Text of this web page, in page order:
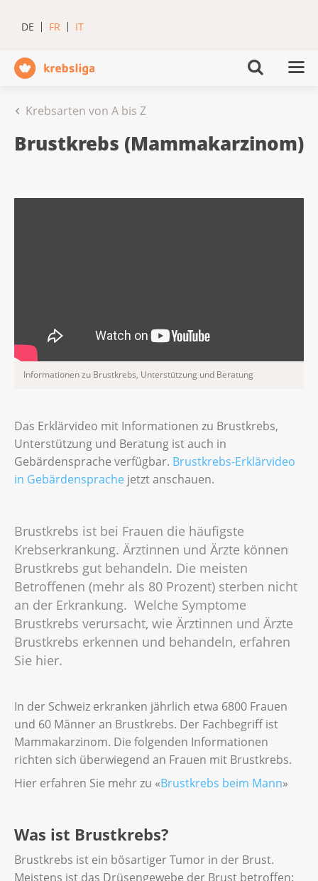
DE FR IT
Krebsarten von A bis Z
Brustkrebs (Mammakarzinom)
Informationen zu Brustkrebs, Unterstützung und Beratung
Das Erklärvideo mit Informationen zu Brustkrebs,
Unterstützung und Beratung ist auch in
Gebärdensprache verfügbar. Brustkrebs-Erklärvideo
in Gebärdensprache jetzt anschauen.
Brustkrebs ist bei Frauen die häufigste
Krebserkrankung. Ärztinnen und Ärzte können
Brustkrebs gut behandeln. Die meisten
Betroffenen (mehr als 80 Prozent) sterben nicht
an der Erkrankung. Welche Symptome
Brustkrebs verursacht, wie Ärztinnen und Ärzte
Brustkrebs erkennen und behandeln, erfahren
Sie hier.
In der Schweiz erkranken jährlich etwa 6800 Frauen
und 60 Männer an Brustkrebs. Der Fachbegriff ist
Mammakarzinom. Die folgenden Informationen
richten sich überwiegend an Frauen mit Brustkrebs.
Hier erfahren Sie mehr zu «Brustkrebs beim Mann»
Was ist Brustkrebs?
Brustkrebs ist ein bösartiger Tumor in der Brust.
Meistens ist das Drüsengewebe der Brust betroffen: